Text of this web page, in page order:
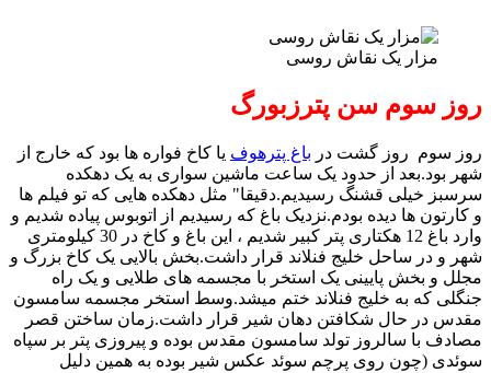
مزار یک نقاش روسی
روز سوم سن پترزبورگ
روز سوم روز گشت در باغ پترهوف یا کاخ فواره ها بود که خارج از
شهر بود.بعد از حدود یک ساعت ماشین سواری به یک دهکده
سرسبز خیلی قشنگ رسیدیم.دقیقا" مثل دهکده هایی که تو فیلم ها
و کارتون ها دیده بودم.نزدیک باغ که رسیدیم از اتوبوس پیاده شدیم و
وارد باغ 12 هکتاری پتر کبیر شدیم ، این باغ و کاخ در 30 کیلومتری
شهر و در ساحل خلیج فنلاند قرار داشت.بخش بالایی یک کاخ بزرگ و
مجلل و بخش پایینی یک استخر با مجسمه های طلایی و یک راه
جنگلی که به خلیج فنلاند ختم میشد.وسط استخر مجسمه سامسون
مقدس در حال شکافتن دهان شیر قرار داشت.زمان ساختن قصر
مصادف با سالروز تولد سامسون مقدس بوده و پیروزی پتر بر سپاه
سوئدی (چون روی پرچم سوئد عکس شیر بوده به همین دلیل